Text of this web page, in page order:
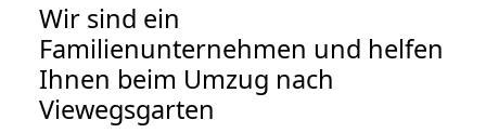
Wir sind ein
Familienunternehmen und helfen
Ihnen beim Umzug nach
Viewegsgarten